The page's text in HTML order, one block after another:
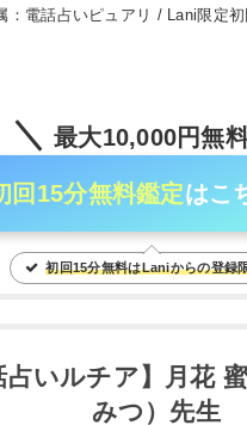
：電話占いピュアリ / Lani限定
最大10,000円無
回15分無料鑑定はこ
初回15分無料はLaniからの登録
占いルチア】月花
みつ）先生